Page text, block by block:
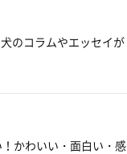
のコラムやエッセイが
かわいい・面白い・感